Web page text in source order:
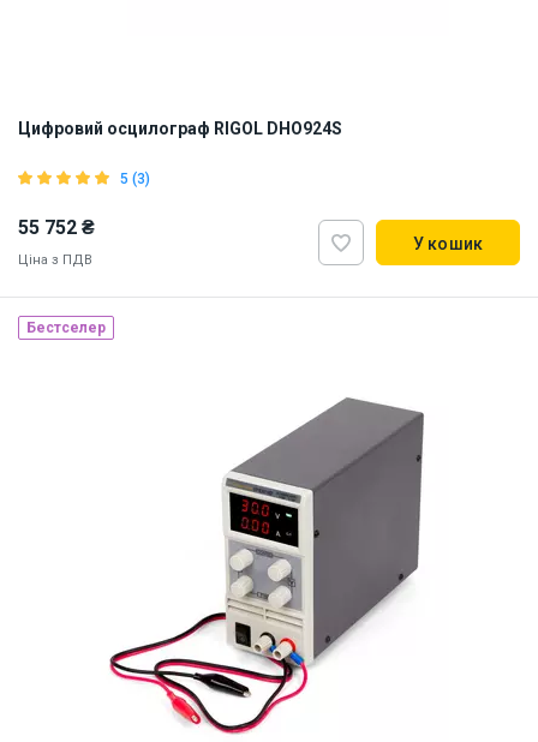
Цифровий осцилограф RIGOL DHO924S
5 (3)
55 752 ₴
Ціна з ПДВ
У кошик
Бестселер